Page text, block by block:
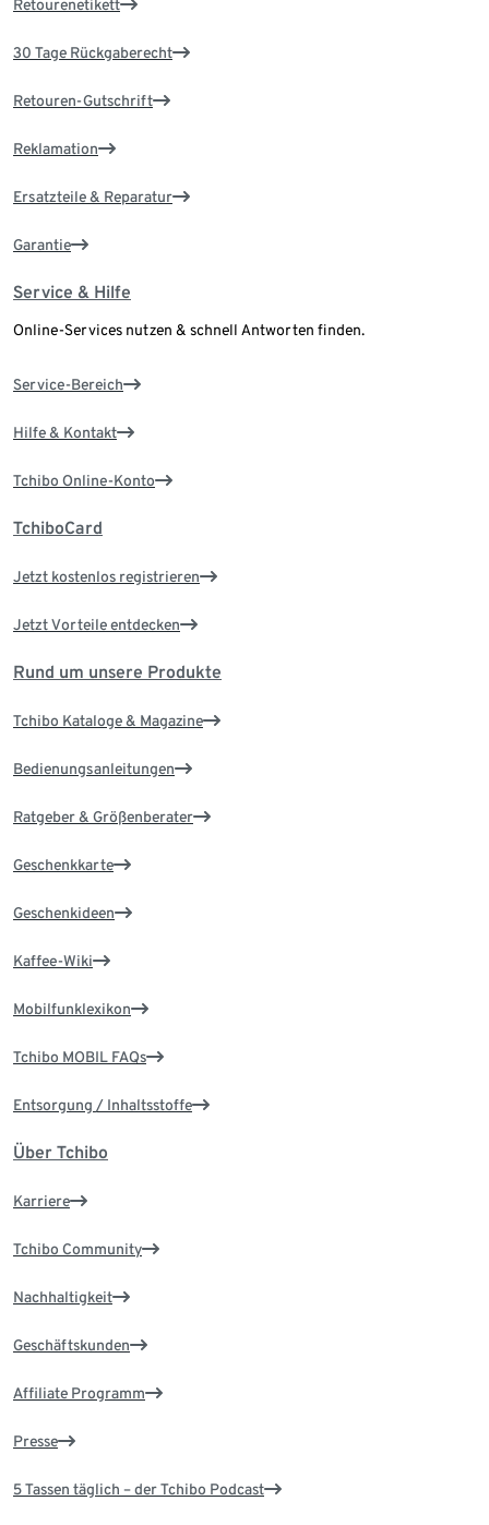
Retourenetikett
30 Tage Rückgaberecht
Retouren-Gutschrift
Reklamation
Ersatzteile & Reparatur
Garantie
Service & Hilfe
Online-Services nutzen & schnell Antworten finden.
Service-Bereich
Hilfe & Kontakt
Tchibo Online-Konto
TchiboCard
Jetzt kostenlos registrieren
Jetzt Vorteile entdecken
Rund um unsere Produkte
Tchibo Kataloge & Magazine
Bedienungsanleitungen
Ratgeber & Größenberater
Geschenkkarte
Geschenkideen
Kaffee-Wiki
Mobilfunklexikon
Tchibo MOBIL FAQs
Entsorgung / Inhaltsstoffe
Über Tchibo
Karriere
Tchibo Community
Nachhaltigkeit
Geschäftskunden
Affiliate Programm
Presse
5 Tassen täglich – der Tchibo Podcast